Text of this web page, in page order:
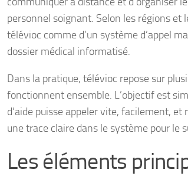
personnel soignant. Selon les régions et
télévioc comme d’un système d’appel
dossier médical informatisé.
Dans la pratique, télévioc repose sur
fonctionnent ensemble. L’objectif est
d’aide puisse appeler vite, facilement,
une trace claire dans le système pour le
Les éléments